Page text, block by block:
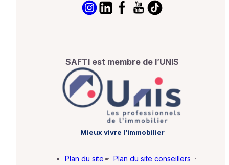
SAFTI est membre de l’UNIS
Mieux vivre l’immobilier
Plan du site · Plan du site conseillers ·